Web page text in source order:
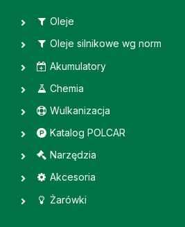
Oleje
Oleje silnikowe wg norm
Akumulatory
Chemia
Wulkanizacja
Katalog POLCAR
Narzędzia
Akcesoria
Żarówki